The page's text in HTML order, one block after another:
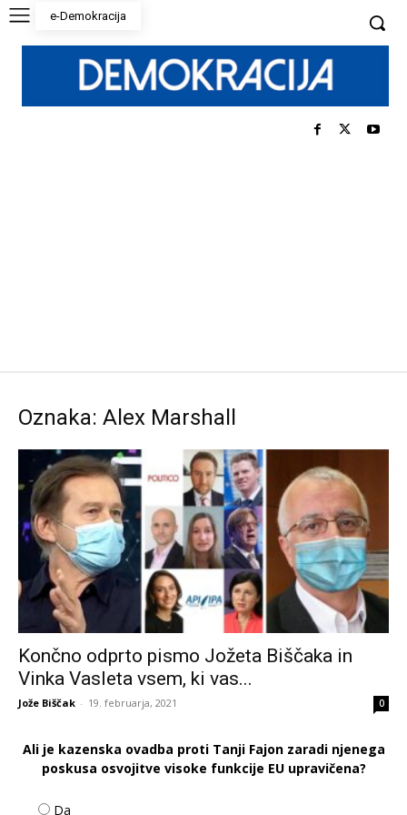
e-Demokracija
Oznaka: Alex Marshall
Končno odprto pismo Jožeta Biščaka in
Vinka Vasleta vsem, ki vas...
Jože Biščak - 19. februarja, 2021 0
Ali je kazenska ovadba proti Tanji Fajon zaradi njenega
poskusa osvojitve visoke funkcije EU upravičena?
Da